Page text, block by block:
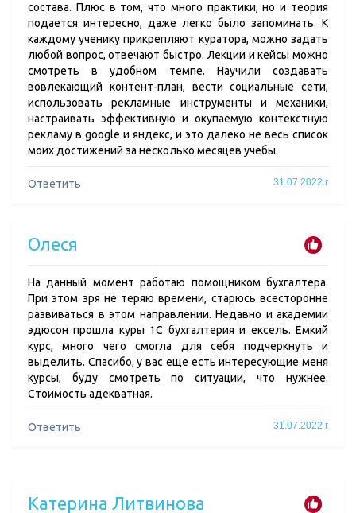
состава. Плюс в том, что много практики, но и теория
подается интересно, даже легко было запоминать. К
каждому ученику прикрепляют куратора, можно задать
любой вопрос, отвечают быстро. Лекции и кейсы можно
смотреть в удобном темпе. Научили создавать
вовлекающий контент-план, вести социальные сети,
использовать рекламные инструменты и механики,
настраивать эффективную и окупаемую контекстную
рекламу в google и яндекс, и это далеко не весь список
моих достижений за несколько месяцев учебы.
Ответить 31.07.2022 г
Олеся
На данный момент работаю помощником бухгалтера.
При этом зря не теряю времени, старюсь всесторонне
развиваться в этом направлении. Недавно и академии
эдюсон прошла куры 1С бухгалтерия и ексель. Емкий
курс, много чего смогла для себя подчеркнуть и
выделить. Спасибо, у вас еще есть интересующие меня
курсы, буду смотреть по ситуации, что нужнее.
Стоимость адекватная.
Ответить 31.07.2022 г
Катерина Литвинова